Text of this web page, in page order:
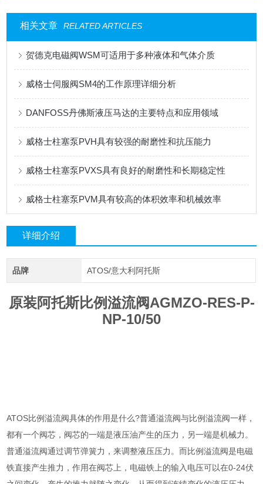
相关文章 RELATED ARTICLES
贺德克电磁阀WSM可适用于多种液体和气体介质
威格士伺服阀SM4的工作原理详细分析
DANFOSS丹佛斯液压马达的主要特点和应用领域
威格士柱塞泵PVH具有较强的耐磨性和抗压能力
威格士柱塞泵PVXS具有良好的耐磨性和长期稳定性
威格士柱塞泵PVM具有较高的体积效率和机械效率
详细介绍
品牌 ATOS/意大利阿托斯
原装阿托斯比例溢流阀AGMZO-RES-P-
NP-10/50
ATOS比例溢流阀具体的作用是什么?普通溢流阀与比例溢流阀一样，
都有一个阀芯，阀芯的一端是液压油产生的压力，另一端是机械力。
普通溢流阀通过调节弹簧力，来调整液压压力。而比例溢流阀是电磁
铁直接产生推力，作用在阀芯上，电磁铁上的输入电压可以在0-24伏